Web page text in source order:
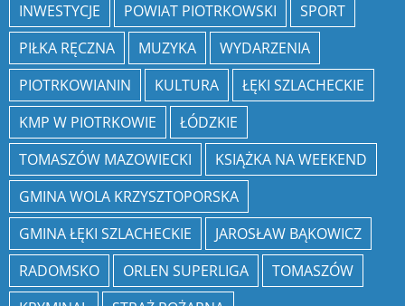
INWESTYCJE
POWIAT PIOTRKOWSKI
SPORT
PIŁKA RĘCZNA
MUZYKA
WYDARZENIA
PIOTRKOWIANIN
KULTURA
ŁĘKI SZLACHECKIE
KMP W PIOTRKOWIE
ŁÓDZKIE
TOMASZÓW MAZOWIECKI
KSIĄŻKA NA WEEKEND
GMINA WOLA KRZYSZTOPORSKA
GMINA ŁĘKI SZLACHECKIE
JAROSŁAW BĄKOWICZ
RADOMSKO
ORLEN SUPERLIGA
TOMASZÓW